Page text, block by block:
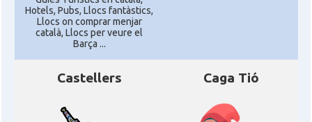
Hotels, Pubs, Llocs fantàstics,
Llocs on comprar menjar
català, Llocs per veure el
Barça ...
Castellers Caga Tió